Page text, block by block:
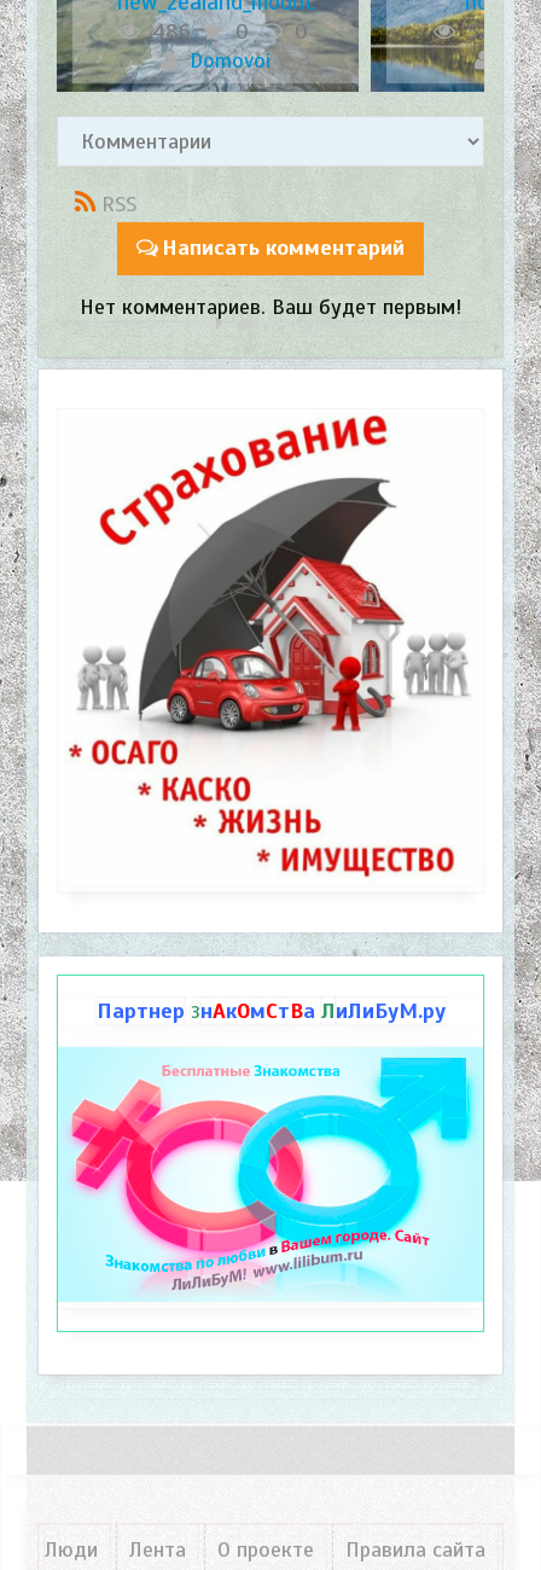
486 0
0
Domovoi
523
RSS
Написать комментарий
Нет комментариев. Ваш будет первым!
Партнер ЗнАкОмСтВа ЛиЛиБуМ.ру
Люди Лента О проекте Правила сайта